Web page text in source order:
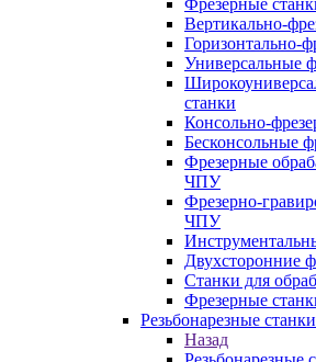
Фрезерные
Вертикально-
Горизонтально-
Универсальные
станки
Консольно-
Бесконсольные
Фрезерные
ЧПУ
Фрезерно-
ЧПУ
Двухсторонние
Станки для
Фрезерные
Резьбонарезные
Назад